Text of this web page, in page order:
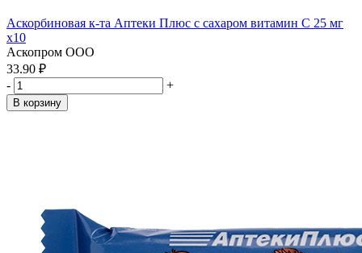
Аскорбиновая к-та Аптеки Плюс с сахаром витамин С 25 мг
x10
Аскопром ООО
33.90 ₽
-
+
В корзину